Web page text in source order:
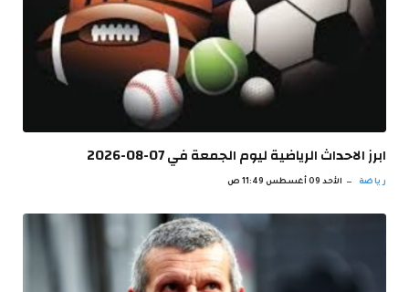
ابرز الاحداث الرياضية ليوم الجمعة في 07-08-2026
رياضة الأحد 09 أغسطس 11:49 ص